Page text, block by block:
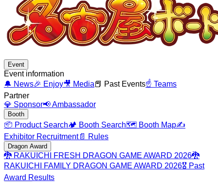
Event
Event information
🔔 News🎉 Enjoy🎥 Media📕 Past Events☝️ Teams
Partner
💎 Sponsor📢Ambassador
Booth
📦 Product Search🏕️ Booth Search🗺️ Booth Map✍️
Exhibitor Recruitment📄 Rules
Dragon Award
🐉 RAKUICHI FRESH DRAGON GAME AWARD 2026🐉
RAKUICHI FAMILY DRAGON GAME AWARD 2026🎖️ Past
Award Results